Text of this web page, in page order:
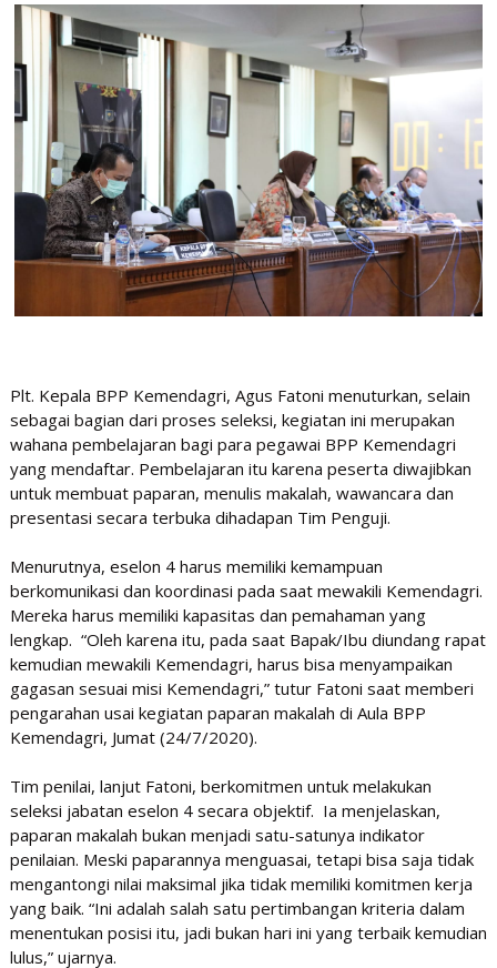
Plt. Kepala BPP Kemendagri, Agus Fatoni menuturkan, selain
sebagai bagian dari proses seleksi, kegiatan ini merupakan
wahana pembelajaran bagi para pegawai BPP Kemendagri
yang mendaftar. Pembelajaran itu karena peserta diwajibkan
untuk membuat paparan, menulis makalah, wawancara dan
presentasi secara terbuka dihadapan Tim Penguji.
Menurutnya, eselon 4 harus memiliki kemampuan
berkomunikasi dan koordinasi pada saat mewakili Kemendagri.
Mereka harus memiliki kapasitas dan pemahaman yang
lengkap. “Oleh karena itu, pada saat Bapak/Ibu diundang rapat
kemudian mewakili Kemendagri, harus bisa menyampaikan
gagasan sesuai misi Kemendagri,” tutur Fatoni saat memberi
pengarahan usai kegiatan paparan makalah di Aula BPP
Kemendagri, Jumat (24/7/2020).
Tim penilai, lanjut Fatoni, berkomitmen untuk melakukan
seleksi jabatan eselon 4 secara objektif. Ia menjelaskan,
paparan makalah bukan menjadi satu-satunya indikator
penilaian. Meski paparannya menguasai, tetapi bisa saja tidak
mengantongi nilai maksimal jika tidak memiliki komitmen kerja
yang baik. “Ini adalah salah satu pertimbangan kriteria dalam
menentukan posisi itu, jadi bukan hari ini yang terbaik kemudian
lulus,” ujarnya.